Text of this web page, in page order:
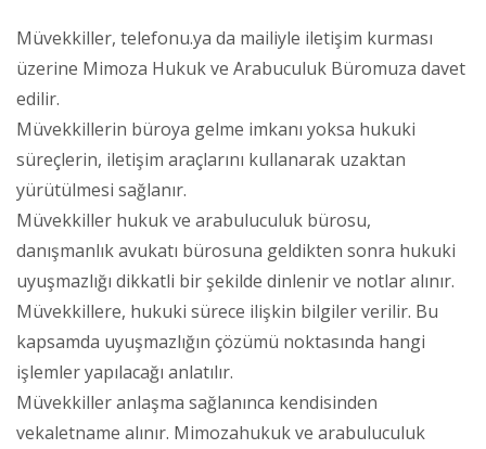
Müvekkiller, telefonu.ya da mailiyle iletişim kurması
üzerine Mimoza Hukuk ve Arabuculuk Büromuza davet
edilir.
Müvekkillerin büroya gelme imkanı yoksa hukuki
süreçlerin, iletişim araçlarını kullanarak uzaktan
yürütülmesi sağlanır.
Müvekkiller hukuk ve arabuluculuk bürosu,
danışmanlık avukatı bürosuna geldikten sonra hukuki
uyuşmazlığı dikkatli bir şekilde dinlenir ve notlar alınır.
Müvekkillere, hukuki sürece ilişkin bilgiler verilir. Bu
kapsamda uyuşmazlığın çözümü noktasında hangi
işlemler yapılacağı anlatılır.
Müvekkiller anlaşma sağlanınca kendisinden
vekaletname alınır. Mimozahukuk ve arabuluculuk